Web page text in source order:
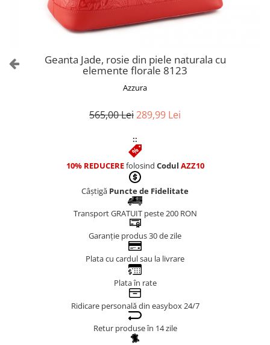
Genti Aurii
Genți AlbeGeanta Jade, rosie din piele naturala cu
elemente florale 8123
Azzura
565,00 Lei289,99 Lei
::
10% REDUCEREfolosind Codul AZZ10
Câștigă Puncte de Fidelitate
Transport GRATUIT peste 200 RON
Garanție produs 30 de zile
Plata cu cardul sau la livrare
Plata în rate
Ridicare personală din easybox 24/7
Retur produse în 14 zile